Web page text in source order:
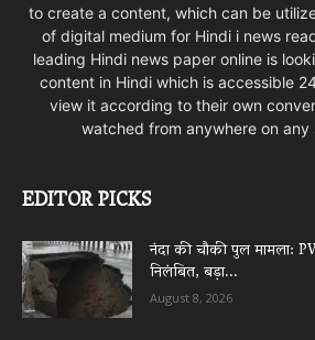
to create a content, which can be
of digital medium for Hindi i news
leading Hindi news paper online is
content in Hindi which is accessible
view it according to their own
watched from anywhere on any
EDITOR PICKS
नंदा की चौकी पुल मामला:
निलंबित, बड़ा...
August 8, 2026